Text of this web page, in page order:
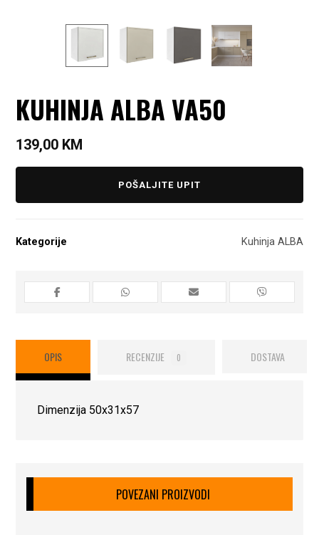
KUHINJA ALBA VA50
139,00 KM
POŠALJITE UPIT
Kategorije Kuhinja ALBA
OPIS RECENZIJE 0 DOSTAVA
Dimenzija 50x31x57
POVEZANI PROIZVODI